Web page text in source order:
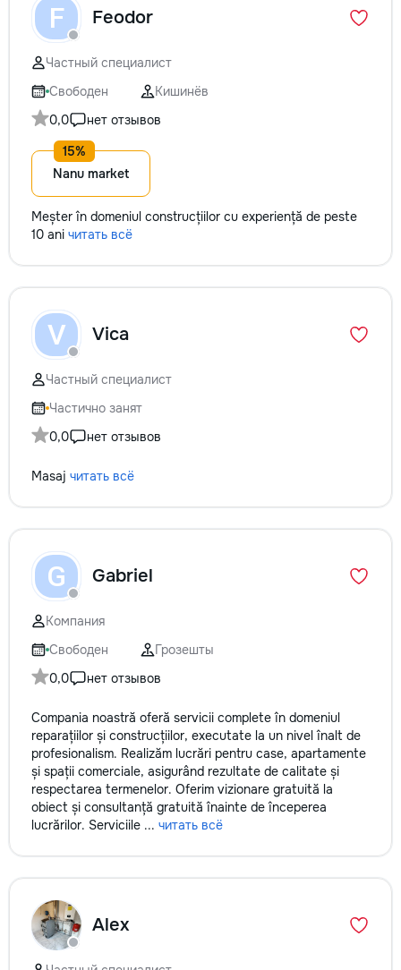
F Feodor
Частный специалист
Свободен
Кишинёв
0,0
нет отзывов
Nanu market
Meșter în domeniul construcțiilor cu experiență de peste
10 ani читать всё
V Vica
Частный специалист
Частично занят
0,0
нет отзывов
Masaj читать всё
G Gabriel
Компания
Свободен
Грозешты
0,0
нет отзывов
Compania noastră oferă servicii complete în domeniul
reparațiilor și construcțiilor, executate la un nivel înalt de
profesionalism. Realizăm lucrări pentru case, apartamente
și spații comerciale, asigurând rezultate de calitate și
respectarea termenelor. Oferim vizionare gratuită la
obiect și consultanță gratuită înainte de începerea
lucrărilor. Serviciile ... читать всё
Alex